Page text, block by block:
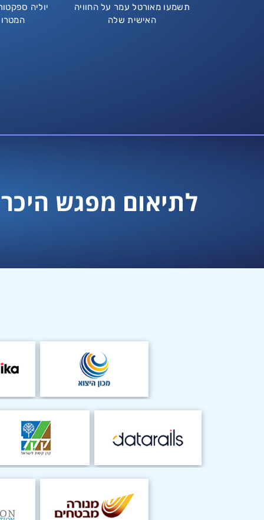
תשמעו מאורטל עמר על החוויה
האישית שלה
יוליה
לתיאום מפגש